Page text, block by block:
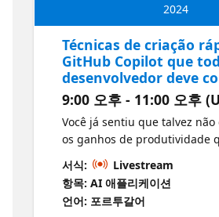
2024
Técnicas de criação
GitHub Copilot que
desenvolvedor deve
9:00 오후 - 11:00 오후
Você já sentiu que talvez
os ganhos de produtividade
o GitHub Copilot? Ou talvez
convencido de que a IA para
desenvolvedores é pouco
É fácil se sentir assim ao
서식:
Livestream
항목: AI 애플리케이션
언어: 포르투갈어